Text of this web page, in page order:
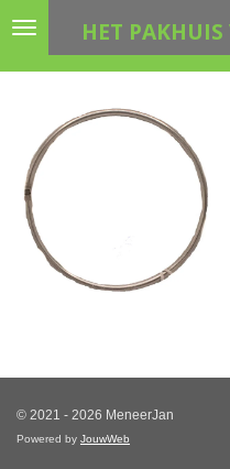
Ga
hoofdinhoud
HET
© 2021 - 2026 MeneerJan
Powered by JouwWeb